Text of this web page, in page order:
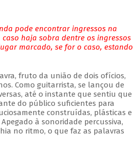
pode encontrar ingressos na
caso haja sobra dentre os ingressos
marcado, se for o caso, estando
fruto da união de dois ofícios,
Como guitarrista, se lançou de
até o instante que sentiu que
do público suficientes para
construídas, plásticas e
à sonoridade percussiva,
no ritmo, o que faz as palavras